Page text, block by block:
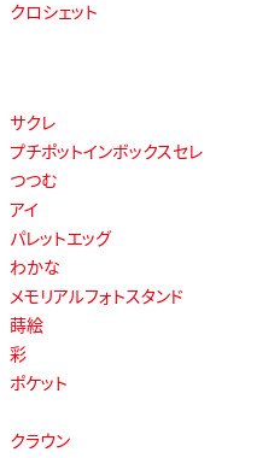
クロシェット
サクレ
プチポットインボックスセレ
つつむ
アイ
パレットエッグ
わかな
メモリアルフォトスタンド
蒔絵
彩
ポケット
クラウン